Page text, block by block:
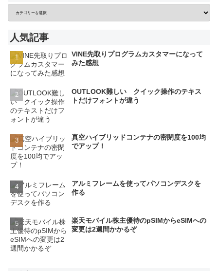
人気記事
VINE先取りプログラムカスタマーになって
みた感想
OUTLOOK難しい クイック操作のテキス
トだけフォントが違う
真空ハイブリッドコンテナの密閉度を100均
でアップ！
アルミフレームを使ってパソコンデスクを
作る
楽天モバイル株主優待のpSIMからeSIMへの
変更は2週間かかるぞ